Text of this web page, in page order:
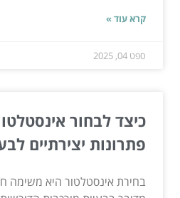
קרא עוד »
ספט 04, 2025
כיצד לבחור
פתרונות יצירתיים
בחירת אינסטלטור היא משימה